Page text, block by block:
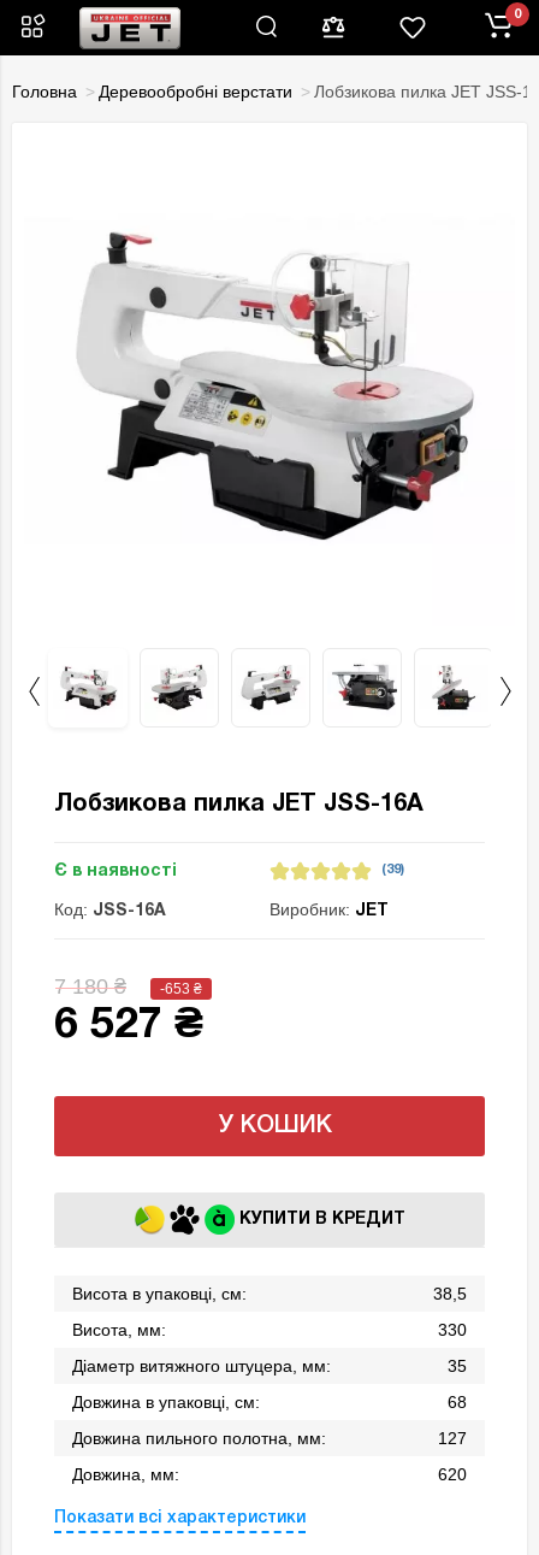
0
Головна Деревообробні верстати Лобзикова пилка JET JSS-
Лобзикова пилка JET JSS-16A
Є в наявності (39)
Код: JSS-16A Виробник: JET
7 180 ₴ -653 ₴
6 527 ₴
У КОШИК
КУПИТИ В КРЕДИТ
Висота в упаковці, см:
38,5
Висота, мм:
330
Діаметр витяжного штуцера, мм:
35
Довжина в упаковці, см:
68
Довжина пильного полотна, мм:
127
Довжина, мм:
620
Показати всі характеристики